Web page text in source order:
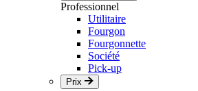
Professionnel
Utilitaire
Fourgon
Fourgonnette
Société
Pick-up
Prix